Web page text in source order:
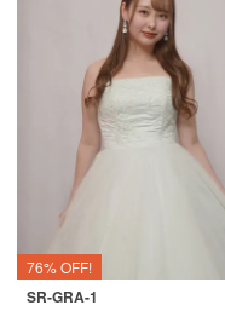
76% OFF!
SR-GRA-1